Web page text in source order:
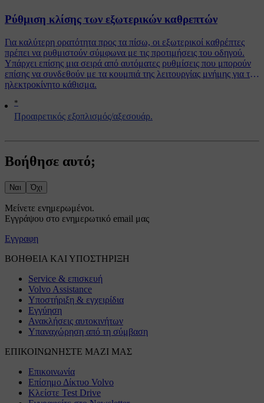
*
Προαιρετικός εξοπλισμός/αξεσουάρ.
Ρύθμιση κλίσης των εξωτερικών καθρεπτών
Για καλύτερη ορατότητα προς τα πίσω, οι εξωτερικοί καθρέπτες
πρέπει να ρυθμιστούν σύμφωνα με τις προτιμήσεις του οδηγού.
Υπάρχει επίσης μια σειρά από αυτόματες ρυθμίσεις που μπορούν
επίσης να συνδεθούν με τα κουμπιά της λειτουργίας μνήμης για το
ηλεκτροκίνητο κάθισμα.
Βοήθησε αυτό;
Ναι Όχι